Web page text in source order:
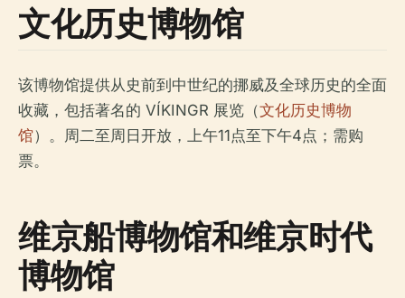
文化历史博物馆
该博物馆提供从史前到中世纪的挪威及全球历史的全面
收藏，包括著名的 VÍKINGR 展览（文化历史博物
馆）。周二至周日开放，上午11点至下午4点；需购
票。
维京船博物馆和维京时代
博物馆